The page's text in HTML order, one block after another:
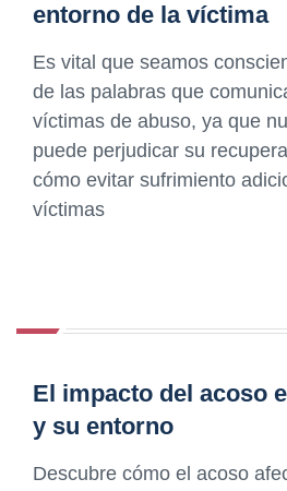
entorno de la víctima
Es vital que seamos
de las palabras que
víctimas de abuso, ya que
puede perjudicar su
cómo evitar sufrimiento
víctimas
El impacto del acoso
y su entorno
Descubre cómo el acoso